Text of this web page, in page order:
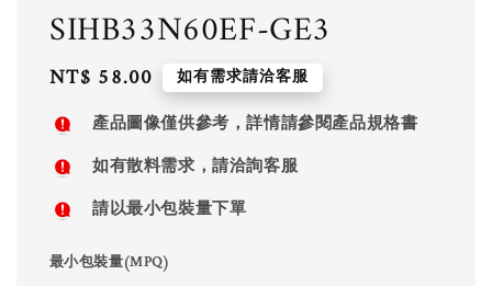
SIHB33N60EF-GE3
Regular
price
NT$ 58.00 如有需求請洽客服
產品圖像僅供參考，詳情請參閱產品規格書
如有散料需求，請洽詢客服
請以最小包裝量下單
最小包裝量(MPQ)